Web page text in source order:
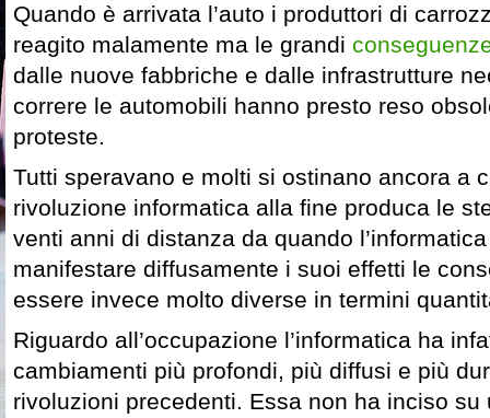
Quando è arrivata l’auto i produttori di
reagito malamente ma le grandi
dalle nuove fabbriche e dalle infrastrutture
correre le automobili hanno presto reso
proteste.
Tutti speravano e molti si ostinano ancora a
rivoluzione informatica alla fine produca le
venti anni di distanza da quando
manifestare diffusamente i suoi effetti le
essere invece molto diverse in termini
Riguardo all’occupazione l’informatica ha
cambiamenti più profondi, più diffusi e più
rivoluzioni precedenti. Essa non ha inciso su